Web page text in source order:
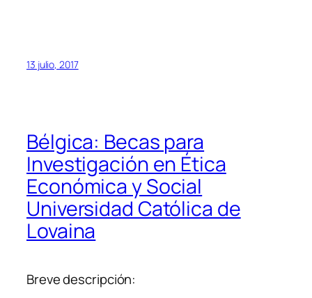
13 julio, 2017
Bélgica: Becas para
Investigación en Ética
Económica y Social
Universidad Católica de
Lovaina
Breve descripción: